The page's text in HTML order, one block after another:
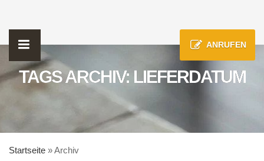
ANRUFEN
TAGS ARCHIV: LIEFERDATUM
Startseite »Archiv